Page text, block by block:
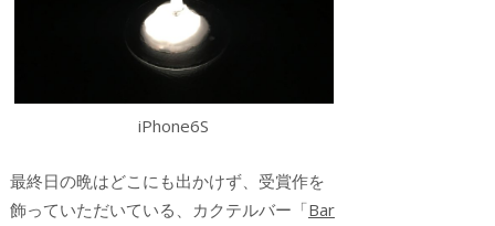
iPhone6S
最終日の晩はどこにも出かけず、受賞作を
飾っていただいている、カクテルバー「Bar